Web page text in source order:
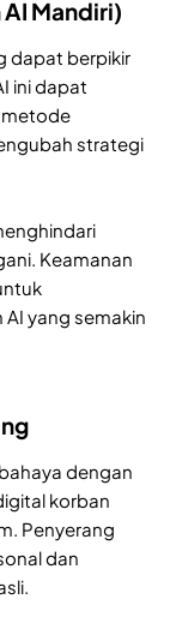
Mandiri)
dapat berpikir
ini dapat
metode
strategi
Keamanan
yang semakin
dengan
korban
Penyerang
dan